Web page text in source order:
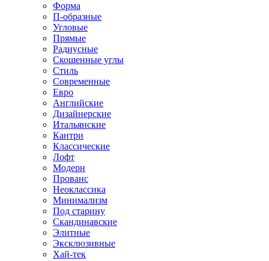
Форма
П-образные
Угловые
Прямые
Радиусные
Скошенные углы
Стиль
Современные
Евро
Английские
Дизайнерские
Итальянские
Кантри
Классические
Лофт
Модерн
Прованс
Неоклассика
Минимализм
Под старину
Скандинавские
Элитные
Эксклюзивные
Хай-тек